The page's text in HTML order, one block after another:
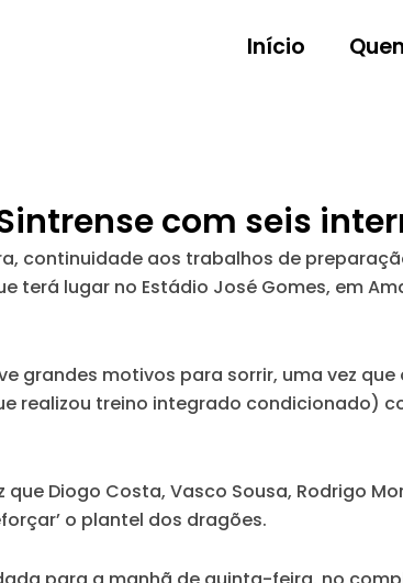
Início
com seis
continuidade aos trabalhos de
terá lugar no Estádio José Gomes, em
grandes motivos para sorrir, uma vez
realizou treino integrado condicionado)
Diogo Costa, Vasco Sousa, Rodrigo
o plantel dos dragões.